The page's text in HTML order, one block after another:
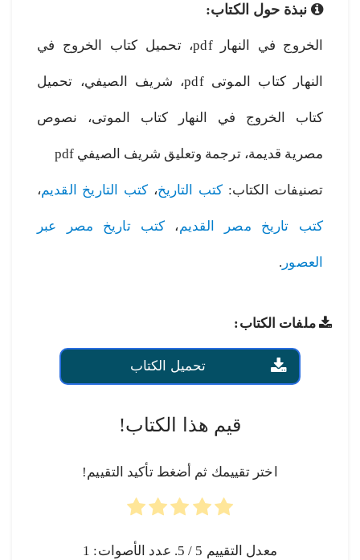
نبذة حول الكتاب:
الخروج في النهار pdf، تحميل كتاب الخروج في
النهار كتاب الموتى pdf، شريف الصيفي، تحميل
كتاب الخروج في النهار كتاب الموتى، نصوص
مصرية قديمة، ترجمة وتعليق شريف الصيفي pdf
تصنيفات الكتاب: كتب التاريخ،كتب التاريخ القديم،
كتب تاريخ مصر القديم، كتب تاريخ مصر عبر
العصور .
ملفات الكتاب:
تحميل الكتاب
قيم هذا الكتاب!
اختر تقييمك ثم أضغط تأكيد التقييم!
معدل التقييم 5 / 5. عدد الأصوات: 1